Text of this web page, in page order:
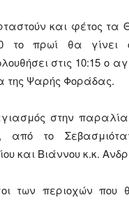
και φέτος τα
το πρωί θα
στις 10:15 ο
της Ψαρής Φοράδας.
στην
από το
και Βιάννου κ.κ.
των περιοχών